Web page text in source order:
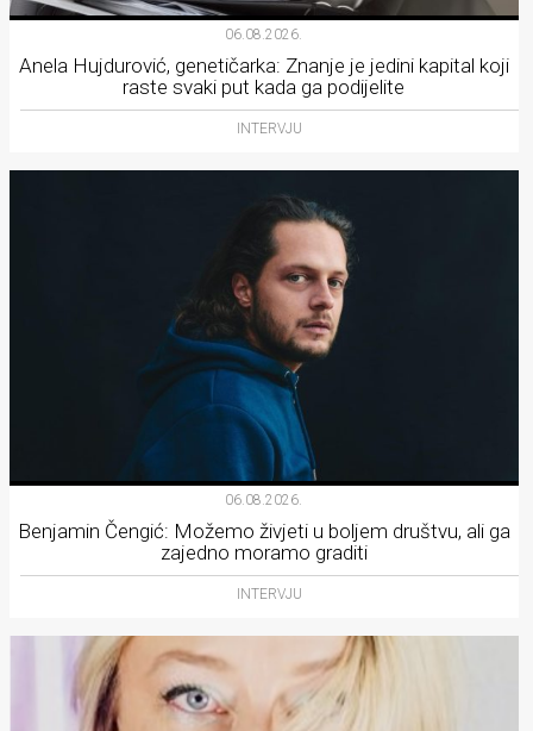
06.08.2026.
Anela Hujdurović, genetičarka: Znanje je jedini kapital koji
raste svaki put kada ga podijelite
INTERVJU
06.08.2026.
Benjamin Čengić: Možemo živjeti u boljem društvu, ali ga
zajedno moramo graditi
INTERVJU